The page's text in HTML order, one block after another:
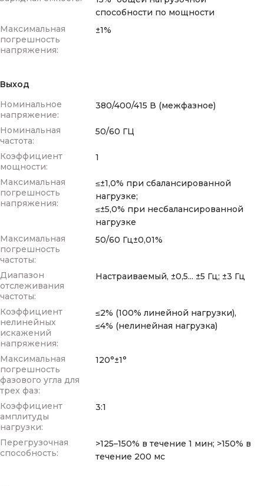
способности по мощности
Максимальная
погрешность
напряжения:
±1%
Выход
Номинальное
напряжение:
380/400/415 В (межфазное)
Номинальная
частота:
50/60 ГЦ
Коэффициент
мощности:
1
Максимальная
погрешность
напряжения:
≤±1,0% при сбалансированной
нагрузке;
≤±5,0% при несбалансированной
нагрузке
Максимальная
погрешность
частоты:
50/60 Гц±0,01%
Диапазон
отслеживания
частоты:
Настраиваемый, ±0,5... ±5 Гц; ±3 Гц
Коэффициент
нелинейных
искажений
напряжения:
≤2% (100% линейной нагрузки),
≤4% (нелинейная нагрузка)
Максимальная
погрешность
фазового угла для
трех фаз:
120°±1°
Коэффициент
амплитуды
нагрузки:
3:1
Перегрузочная
способность:
>125–150% в течение 1 мин; >150% в
течение 200 мс